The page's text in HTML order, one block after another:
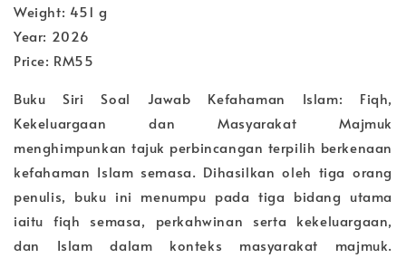
Weight: 451 g
Year: 2026
Price: RM55
Buku Siri Soal Jawab Kefahaman Islam: Fiqh,
Kekeluargaan dan Masyarakat Majmuk
menghimpunkan tajuk perbincangan terpilih berkenaan
kefahaman Islam semasa. Dihasilkan oleh tiga orang
penulis, buku ini menumpu pada tiga bidang utama
iaitu fiqh semasa, perkahwinan serta kekeluargaan,
dan Islam dalam konteks masyarakat majmuk.